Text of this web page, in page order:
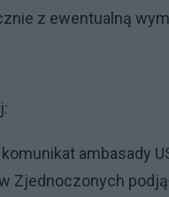
z ewentualną
komunikat ambasady
Zjednoczonych